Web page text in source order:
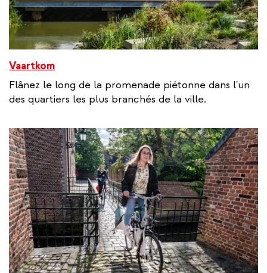
Vaartkom
Flânez le long de la promenade piétonne dans l'un
des quartiers les plus branchés de la ville.